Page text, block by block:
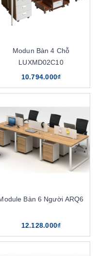
Modun Bàn 4 Chỗ
LUXMD02C10
10.794.000₫
Bàn 6 Người ARQ6
12.128.000₫